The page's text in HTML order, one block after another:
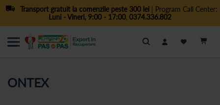
Transport gratuit la comenzile peste 300 lei| Program Call Center:
Luni - Vineri, 9:00 - 17:00, 0374.336.802
Cautare
ONTEX